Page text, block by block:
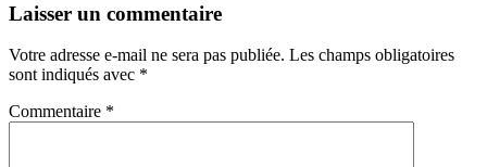
Laisser un commentaire
Votre adresse e-mail ne sera pas publiée. Les champs obligatoires
sont indiqués avec *
Commentaire *